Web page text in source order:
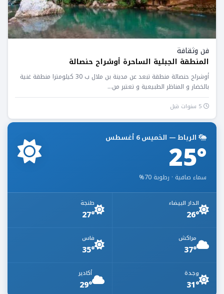
فن وثقافة
المنطقة الجبلية الساحرة أوشراح حنصالة
أوشراح حنصالة منطقة تبعد عن مدينة بن ملال ب 30 كيلومترا منطقة غنية
بالخضار و المناظر الطبيعية و تعتبر من...
الرباط — الخميس 6 أغسطس
25°
سماء صافية · رطوبة 70%
الدار البيضاء
26°
طنجة
27°
مراكش
37°
فاس
35°
وجدة
31°
أكادير
29°